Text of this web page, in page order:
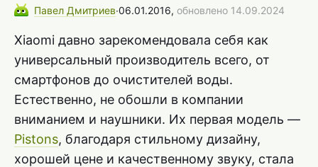
Павел Дмитриев∙06.01.2016, обновлено 14.09.2024
Xiaomi давно зарекомендовала себя как
универсальный производитель всего, от
смартфонов до очистителей воды.
Естественно, не обошли в компании
вниманием и наушники. Их первая модель —
Pistons, благодаря стильному дизайну,
хорошей цене и качественному звуку, стала